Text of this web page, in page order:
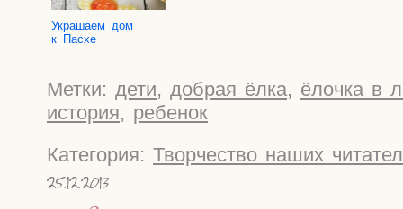
Укра­ша­ем дом
к Пасхе
Метки: дети, добрая ёлка, ёлочка в
история, ребенок
Категория: Творчество наших
25.12.2013